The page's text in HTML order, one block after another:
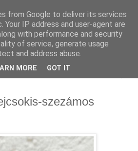
szezámos
from Google to deliver its services
Your IP address and user-agent are
with performance and security
of service, generate usage
and address abuse.
MORE GOT IT